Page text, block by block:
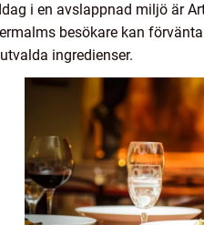
i en avslappnad miljö är
besökare kan
ingredienser.